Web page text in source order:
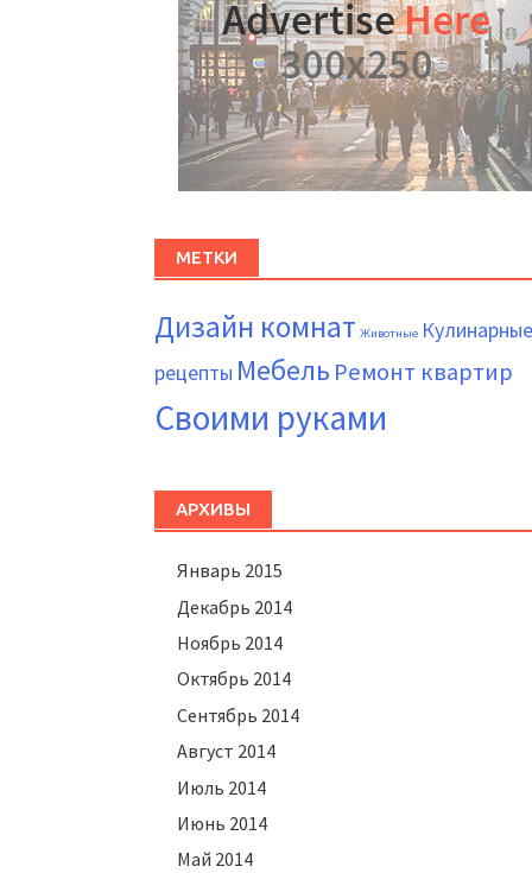
МЕТКИ
Дизайн комнат Животные Кулинарные
рецепты Мебель Ремонт квартир
Своими руками
АРХИВЫ
Январь 2015
Декабрь 2014
Ноябрь 2014
Октябрь 2014
Сентябрь 2014
Август 2014
Июль 2014
Июнь 2014
Май 2014